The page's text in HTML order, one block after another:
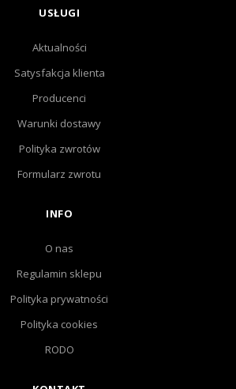
USŁUGI
Aktualności
Satysfakcja klienta
Producenci
Warunki dostawy
Polityka zwrotów
Formularz zwrotu
INFO
O nas
Regulamin sklepu
Polityka prywatności
Polityka cookies
RODO